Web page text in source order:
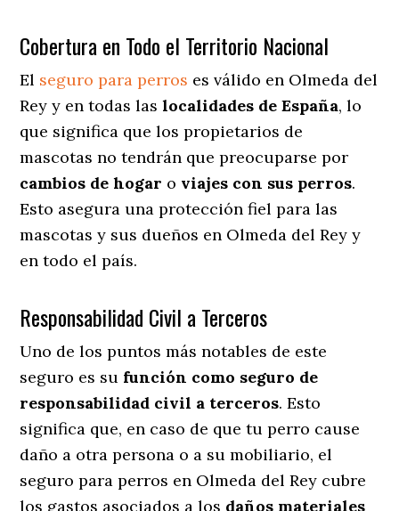
Cobertura en Todo el Territorio Nacional
El seguro para perros es válido en Olmeda del
Rey y en todas laslocalidades de España, lo
que significa que los propietarios de
mascotas no tendrán que preocuparse por
cambios de hogar o viajes con sus perros.
Esto asegura una protección fiel para las
mascotas y sus dueños en Olmeda del Rey y
en todo el país.
Responsabilidad Civil a Terceros
Uno de los puntos más notables de este
seguro es su función como seguro de
responsabilidad civil a terceros. Esto
significa que, en caso de que tu perro cause
daño a otra persona o a su mobiliario, el
seguro para perros en Olmeda del Rey cubre
los gastos asociados a los daños materiales